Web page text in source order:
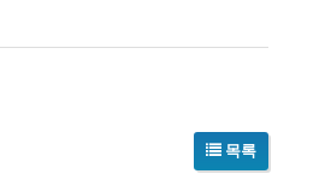
목록